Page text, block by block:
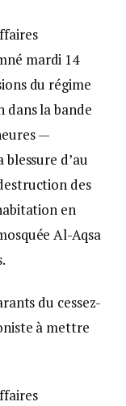
mardi 14
du régime
dans la bande
—
d’au
des
en
Al-Aqsa
du cessez-
à mettre